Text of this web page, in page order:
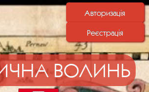
Авторизація
Реєстрація
ВОЛИНЬ